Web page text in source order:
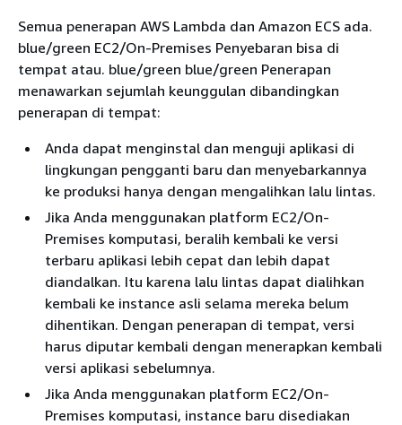
Semua penerapan AWS Lambda dan Amazon ECS ada.
blue/green EC2/On-Premises Penyebaran bisa di
tempat atau. blue/green blue/green Penerapan
menawarkan sejumlah keunggulan dibandingkan
penerapan di tempat:
Anda dapat menginstal dan menguji aplikasi di
lingkungan pengganti baru dan menyebarkannya
ke produksi hanya dengan mengalihkan lalu lintas.
Jika Anda menggunakan platform EC2/On-
Premises komputasi, beralih kembali ke versi
terbaru aplikasi lebih cepat dan lebih dapat
diandalkan. Itu karena lalu lintas dapat dialihkan
kembali ke instance asli selama mereka belum
dihentikan. Dengan penerapan di tempat, versi
harus diputar kembali dengan menerapkan kembali
versi aplikasi sebelumnya.
Jika Anda menggunakan platform EC2/On-
Premises komputasi, instance baru disediakan